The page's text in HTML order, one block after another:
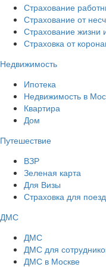
Страхование
Страхование от
Страхование жизни
Страховка от
Недвижимость
Ипотека
Недвижимость в
Квартира
Дом
Путешествие
ВЗР
Зеленая карта
Для Визы
Страховка для
ДМС
ДМС
ДМС для
ДМС в Москве